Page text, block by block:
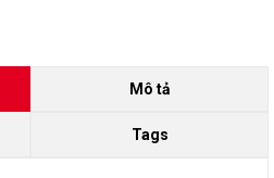
Mô tả
Tags